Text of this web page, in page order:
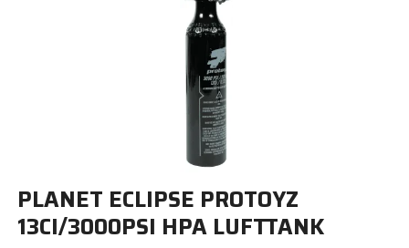
PLANET ECLIPSE PROTOYZ
13CI/3000PSI HPA LUFTTANK